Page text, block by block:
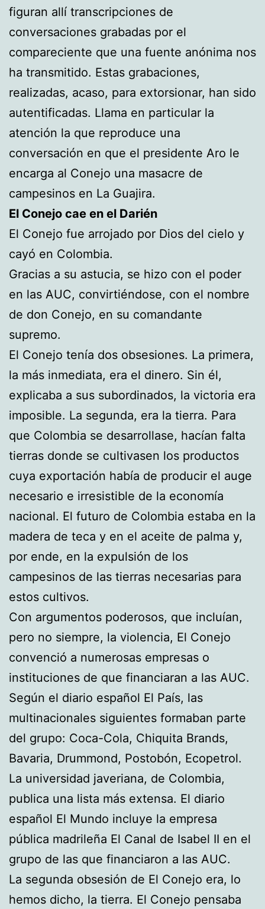
figuran allí transcripciones de
conversaciones grabadas por el
compareciente que una fuente anónima nos
ha transmitido. Estas grabaciones,
realizadas, acaso, para extorsionar, han sido
autentificadas. Llama en particular la
atención la que reproduce una
conversación en que el presidente Aro le
encarga al Conejo una masacre de
campesinos en La Guajira.
El Conejo cae en el Darién
El Conejo fue arrojado por Dios del cielo y
cayó en Colombia.
Gracias a su astucia, se hizo con el poder
en las AUC, convirtiéndose, con el nombre
de don Conejo, en su comandante
supremo.
El Conejo tenía dos obsesiones. La primera,
la más inmediata, era el dinero. Sin él,
explicaba a sus subordinados, la victoria era
imposible. La segunda, era la tierra. Para
que Colombia se desarrollase, hacían falta
tierras donde se cultivasen los productos
cuya exportación había de producir el auge
necesario e irresistible de la economía
nacional. El futuro de Colombia estaba en la
madera de teca y en el aceite de palma y,
por ende, en la expulsión de los
campesinos de las tierras necesarias para
estos cultivos.
Con argumentos poderosos, que incluían,
pero no siempre, la violencia, El Conejo
convenció a numerosas empresas o
instituciones de que financiaran a las AUC.
Según el diario español El País, las
multinacionales siguientes formaban parte
del grupo: Coca-Cola, Chiquita Brands,
Bavaria, Drummond, Postobón, Ecopetrol.
La universidad javeriana, de Colombia,
publica una lista más extensa. El diario
español El Mundo incluye la empresa
pública madrileña El Canal de Isabel II en el
grupo de las que financiaron a las AUC.
La segunda obsesión de El Conejo era, lo
hemos dicho, la tierra. El Conejo pensaba